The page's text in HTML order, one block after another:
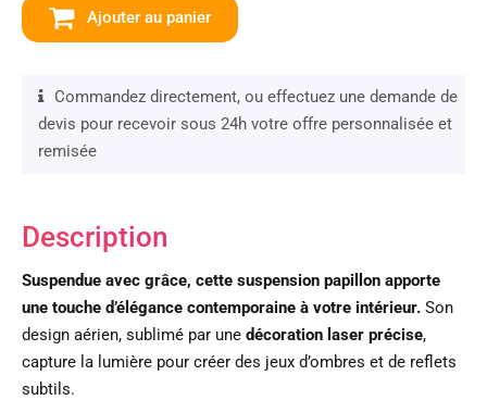
Ajouter au panier
Commandez directement, ou effectuez une demande de
devis pour recevoir sous 24h votre offre personnalisée et
remisée
Description
Suspendue avec grâce, cette suspension papillon apporte
une touche d’élégance contemporaine à votre intérieur. Son
design aérien, sublimé par une décoration laser précise,
capture la lumière pour créer des jeux d’ombres et de reflets
subtils.